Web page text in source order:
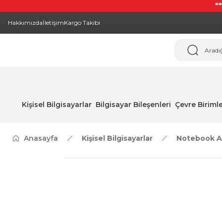
HakkımızdaİletişimKargo Takibi
Kişisel Bilgisayarlar Bilgisayar Bileşenleri Çevre
Anasayfa Kişisel Bilgisayarlar Notebook